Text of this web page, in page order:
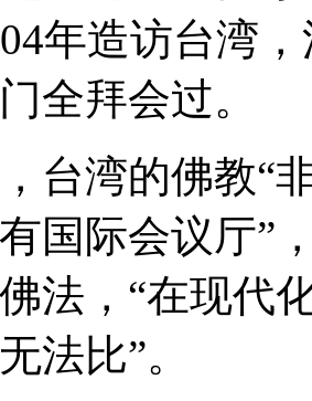
年造访台湾
全拜会过。
台湾的佛教“
国际会议厅”
法，“在现代
法比”。